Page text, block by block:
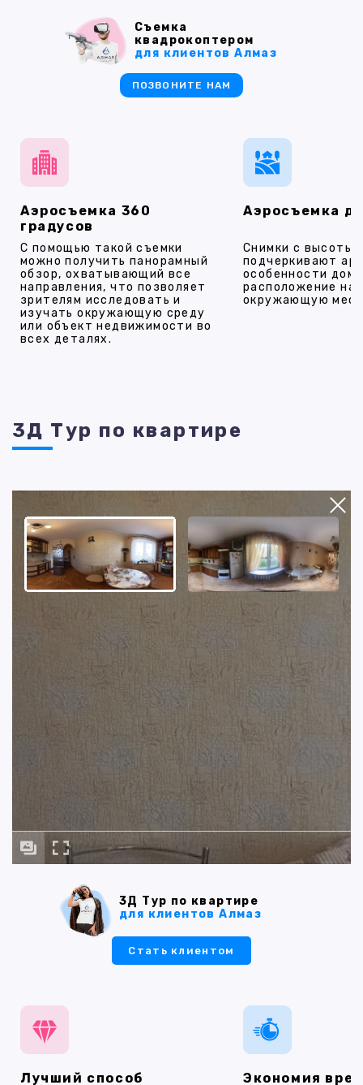
Аэросъемка 360
градусов
С помощью такой съемки
можно получить панорамный
обзор, охватывающий все
направления, что позволяет
зрителям исследовать и
изучать окружающую среду
или объект недвижимости во
всех деталях.
Аэросъемка
Снимки с высоты
подчеркивают
особенности
расположение на
окружающую
Съемка
квадрокоптером
для клиентов Алмаз
ПОЗВОНИТЕ НАМ
3Д Тур по квартире
3Д Тур по квартире
для клиентов Алмаз
Стать клиентом
Лучший способ
Экономия